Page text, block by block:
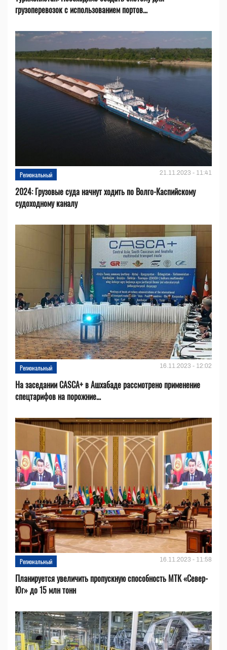
грузоперевозок с использованием портов...
Региональный 21.11.2023 - 11:41
2024: Грузовые суда начнут ходить по Волго-Каспийскому
судоходному каналу
Региональный 16.11.2023 - 12:02
На заседании CASCA+ в Ашхабаде рассмотрено применение
спецтарифов на порожние...
Региональный 16.11.2023 - 11:58
Планируется увеличить пропускную способность МТК «Север-
Юг» до 15 млн тонн